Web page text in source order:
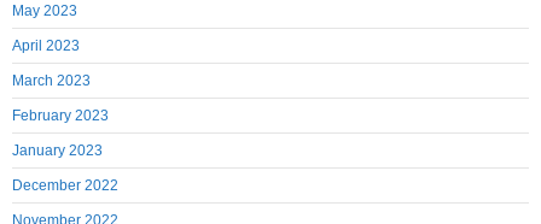
May 2023
April 2023
March 2023
February 2023
January 2023
December 2022
November 2022